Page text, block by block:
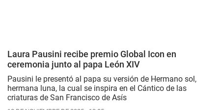
Laura Pausini recibe premio Global Icon en
ceremonia junto al papa León XIV
Pausini le presentó al papa su versión de Hermano sol,
hermana luna, la cual se inspira en el Cántico de las
criaturas de San Francisco de Asís